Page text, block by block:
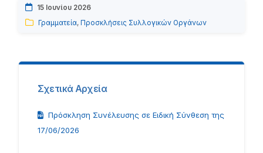
15 Ιουνίου 2026
Γραμματεία, Προσκλήσεις Συλλογικών Οργάνων
Σχετικά Αρχεία
Πρόσκληση Συνέλευσης σε Ειδική Σύνθεση της
17/06/2026